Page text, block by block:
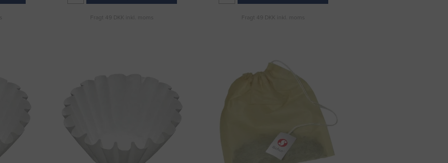
Fragt 49 DKK inkl. moms Fragt 49 DKK inkl. moms